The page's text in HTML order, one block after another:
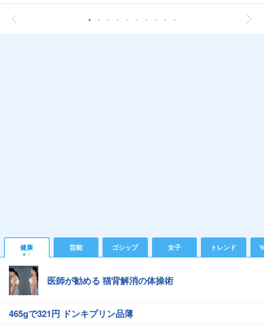
健康 芸能 ゴシップ 女子 トレンド
医師が勧める 猫背解消の体操術
465gで321円 ドンキプリン品薄